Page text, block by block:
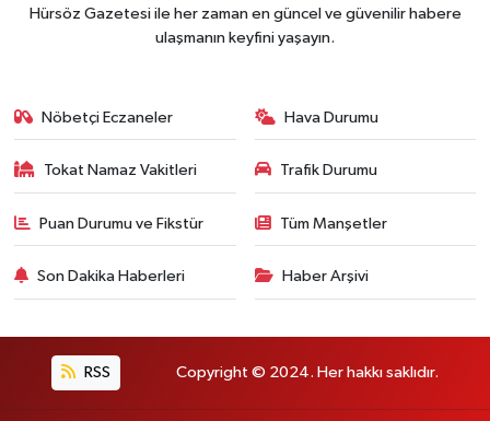
Hürsöz Gazetesi ile her zaman en güncel ve güvenilir habere
ulaşmanın keyfini yaşayın.
Nöbetçi Eczaneler Hava Durumu
Tokat Namaz Vakitleri Trafik Durumu
Puan Durumu ve Fikstür Tüm Manşetler
Son Dakika Haberleri Haber Arşivi
RSS Copyright © 2024. Her hakkı saklıdır.